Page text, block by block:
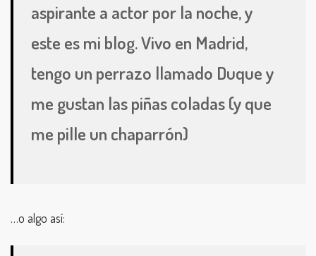
aspirante a actor por la noche, y
este es mi blog. Vivo en Madrid,
tengo un perrazo llamado Duque y
me gustan las piñas coladas (y que
me pille un chaparrón)
…o algo así: